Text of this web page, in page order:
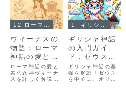
ヴィーナスの
物語：ローマ
神話の愛と美
の女神の魅力
とは？
ローマ神話の愛と
美の女神ヴィーナ
スを詳しく解説。
ギリシャ神話
の入門ガイ
ド：ゼウスか
ら始まる神々
の世界
ギリシャ神話の基
礎を解説！ゼウス
を中心に、オリン